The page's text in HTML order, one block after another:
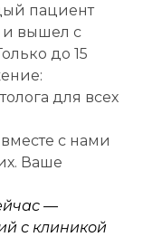
пациент
и вышел с
до 15
для всех
с нами
Ваше
—
с клиникой